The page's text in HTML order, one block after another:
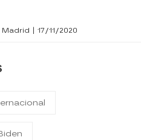
| 17/11/2020